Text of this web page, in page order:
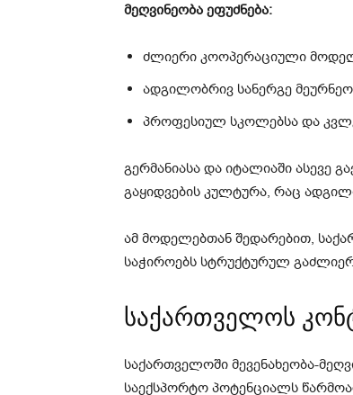
მეღვინეობა ეფუძნება:
ძლიერი კოოპერაციული
ადგილობრივ სანერგე
პროფესიულ სკოლებსა და
გერმანიასა და იტალიაში ასევე
გაყიდვების კულტურა, რაც
ამ მოდელებთან შედარებით,
საჭიროებს სტრუქტურულ
საქართველოს
საქართველოში მევენახეობა-
საექსპორტო პოტენციალს